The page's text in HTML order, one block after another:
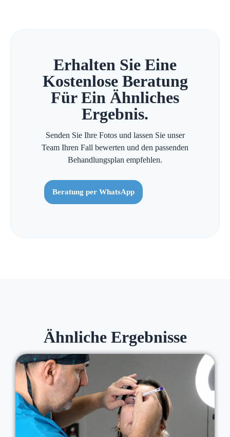
Erhalten Sie Eine
Kostenlose Beratung
Für Ein Ähnliches
Ergebnis.
Senden Sie Ihre Fotos und lassen Sie unser
Team Ihren Fall bewerten und den passenden
Behandlungsplan empfehlen.
Beratung per WhatsApp
Ähnliche Ergebnisse